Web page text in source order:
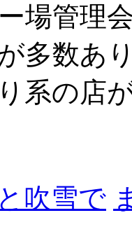
場管理
多数あ
系の店
吹雪で